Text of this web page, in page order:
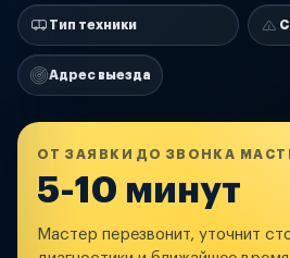
Тип техники
Адрес выезда
ОТ ЗАЯВКИ ДО ЗВОНКА
5-10 минут
Мастер перезвонит, уточнит